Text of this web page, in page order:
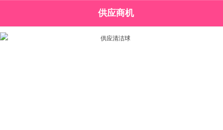
供应商机